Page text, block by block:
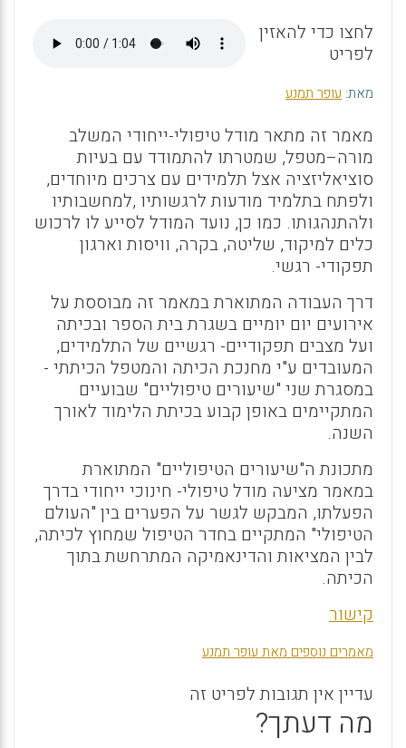
p
o
k
לחצו כדי להאזין
לפריט
מאת: עופר תמנע
מאמר זה מתאר מודל טיפולי-ייחודי המשלב
מורה–מטפל, שמטרתו להתמודד עם בעיות
סוציאליזציה אצל תלמידים עם צרכים מיוחדים,
ולפתח בתלמיד מודעות לרגשותיו ,למחשבותיו
ולהתנהגותו. כמו כן, נועד המודל לסייע לו לרכוש
כלים למיקוד, שליטה, בקרה, וויסות וארגון
תפקודי- רגשי.
דרך העבודה המתוארת במאמר זה מבוססת על
אירועים יום יומיים בשגרת בית הספר ובכיתה
ועל מצבים תפקודיים- רגשיים של התלמידים,
המעובדים ע"י מחנכת הכיתה והמטפל הכיתתי -
במסגרת שני "שיעורים טיפוליים" שבועיים
המתקיימים באופן קבוע בכיתת הלימוד לאורך
השנה.
מתכונת ה"שיעורים הטיפוליים" המתוארת
במאמר מציעה מודל טיפולי- חינוכי ייחודי בדרך
הפעלתו, המבקש לגשר על הפערים בין "העולם
הטיפולי" המתקיים בחדר הטיפול שמחוץ לכיתה,
לבין המציאות והדינאמיקה המתרחשת בתוך
הכיתה.
קישור
מאמרים נוספים מאת עופר תמנע
עדיין אין תגובות לפריט זה
מה דעתך?